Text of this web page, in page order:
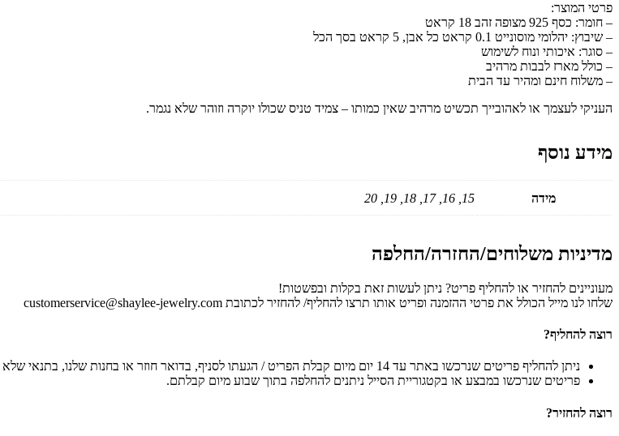
פרטי המוצר:
– חומר: כסף 925 מצופה זהב 18 קראט
– שיבוץ: יהלומי מוסונייט 0.1 קראט כל אבן, 5 קראט בסך הכל
– סוגר: איכותי ונוח לשימוש
– כולל מארז לבבות מרהיב
– משלוח חינם ומהיר עד הבית
העניקי לעצמך או לאהובייך תכשיט מרהיב שאין כמותו – צמיד טניס שכולו יוקרה וזוהר שלא נגמר.
מידע נוסף
מידה 15, 16, 17, 18, 19, 20
מדיניות משלוחים/החזרה/החלפה
מעוניינים להחזיר או להחליף פריט? ניתן לעשות זאת בקלות ובפשטות!
שלחו לנו מייל הכולל את פרטי ההזמנה ופריט אותו תרצו להחליף/ להחזיר לכתובת customerservice@shaylee-jewelry.com
רוצה להחליף?
ניתן להחליף פריטים שנרכשו באתר עד 14 יום מיום קבלת הפריט / הגעתו לסניף, בדואר חוזר או בחנות שלנו, בתנאי שלא נעשה בהם שימוש וכנגד קבלה או פתק החלפה.
פריטים שנרכשו במבצע או בקטגוריית הסייל ניתנים להחלפה בתוך שבוע מיום קבלתם.
רוצה להחזיר?